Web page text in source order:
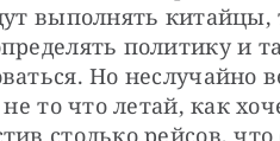
выполнять
политику и
Но неслучайно
не то что летай, как
столько рейсов,